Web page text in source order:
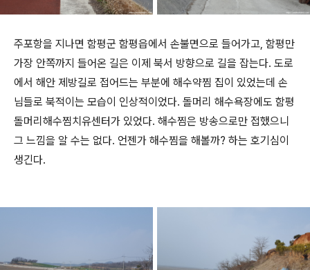
주포항을 지나면 함평군 함평읍에서 손불면으로 들어가고, 함평만
가장 안쪽까지 들어온 길은 이제 북서 방향으로 길을 잡는다. 도로
에서 해안 제방길로 접어드는 부분에 해수약찜 집이 있었는데 손
님들로 북적이는 모습이 인상적이었다. 돌머리 해수욕장에도 함평
돌머리해수찜치유센터가 있었다. 해수찜은 방송으로만 접했으니
그 느낌을 알 수는 없다. 언젠가 해수찜을 해볼까? 하는 호기심이
생긴다.